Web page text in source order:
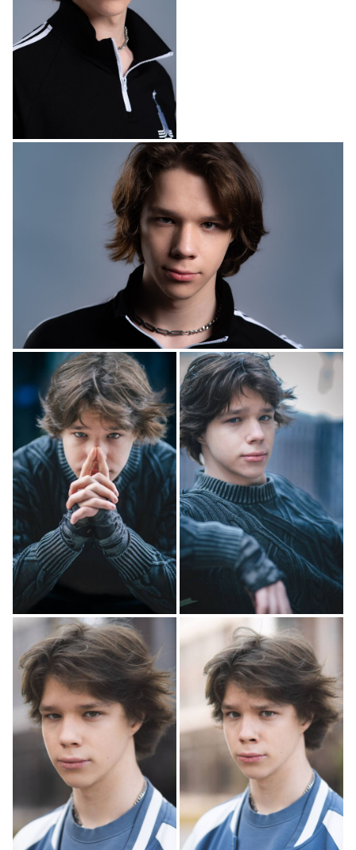
"Пищеблок 2" - подросток, реж. Эдуард Бордуков
2023 "Наследство" - реж. Александр Коваленко, Галина
"Вика-ураган" - Перхоть, реж. Александр Покрышкин
"Фишер" - Лёша, реж. Сергей Тарамаев, Любовь
"ШКЛТ" - главная роль, реж. Анатолий Бурносов